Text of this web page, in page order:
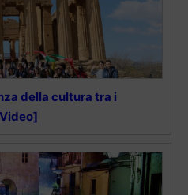
della cultura tra i